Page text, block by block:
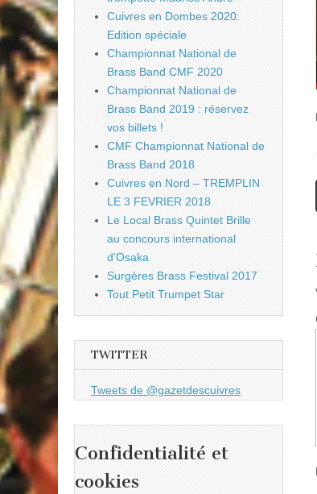
Cuivres en Dombes 2020:
Edition spéciale
Championnat National de
Brass Band CMF 2020
Championnat National de
Brass Band 2019 : réservez
vos billets !
CMF Championnat National de
Brass Band 2018
Cuivres en Nord – TREMPLIN
LE 3 FEVRIER 2018
Le Local Brass Quintet Brille
au concours international
d’Osaka
Surgères Brass Festival 2017
Tout Petit Trumpet Star
TWITTER
Tweets de @gazetdescuivres
Confidentialité et
cookies